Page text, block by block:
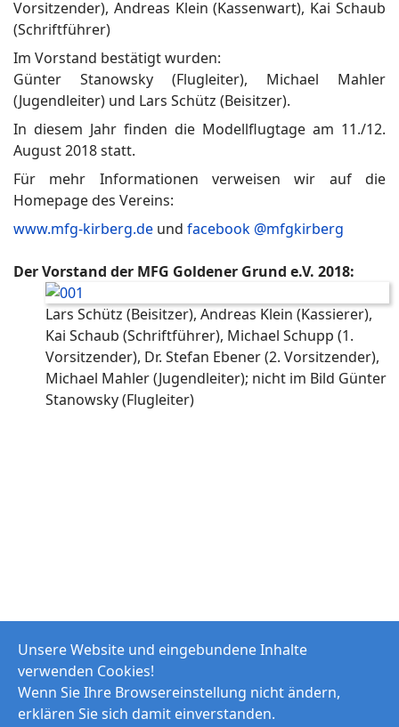
Vorsitzender), Andreas Klein (Kassenwart), Kai Schaub
(Schriftführer)
Im Vorstand bestätigt wurden:
Günter Stanowsky (Flugleiter), Michael Mahler
(Jugendleiter) und Lars Schütz (Beisitzer).
In diesem Jahr finden die Modellflugtage am 11./12.
August 2018 statt.
Für mehr Informationen verweisen wir auf die
Homepage des Vereins:
www.mfg-kirberg.de und facebook @mfgkirberg
Der Vorstand der MFG Goldener Grund e.V. 2018:
Lars Schütz (Beisitzer), Andreas Klein (Kassierer),
Kai Schaub (Schriftführer), Michael Schupp (1.
Vorsitzender), Dr. Stefan Ebener (2. Vorsitzender),
Michael Mahler (Jugendleiter); nicht im Bild Günter
Stanowsky (Flugleiter)
Unsere Website und eingebundene Inhalte
verwenden Cookies!
Wenn Sie Ihre Browsereinstellung nicht ändern,
erklären Sie sich damit einverstanden.